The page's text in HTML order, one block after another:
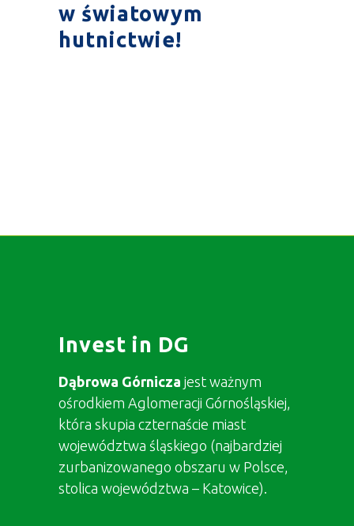
w światowym
hutnictwie!
Invest in DG
Dąbrowa Górnicza jest ważnym
ośrodkiem Aglomeracji Górnośląskiej,
która skupia czternaście miast
województwa śląskiego (najbardziej
zurbanizowanego obszaru w Polsce,
stolica województwa – Katowice).